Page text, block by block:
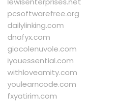
pcsoftwarefree.org
dailylinking.com
dnafyx.com
giocolenuvole.com
iyouessential.com
withloveamity.com
youlearncode.com
fxyatirim.com